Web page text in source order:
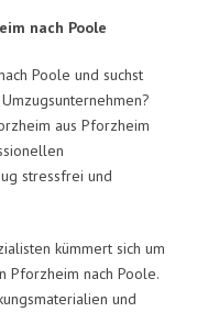
nach Poole
Poole und suchst
aus Pforzheim
stressfrei und
kümmert sich um
Pforzheim nach Poole.
und